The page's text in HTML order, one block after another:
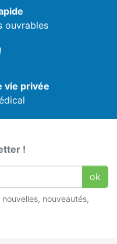
ouvrables
vie privée
!
ok
nouveautés,